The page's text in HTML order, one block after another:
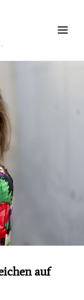
auf